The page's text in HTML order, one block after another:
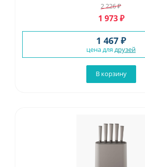
2 226₽
1 973₽
1 467 ₽
цена для друзей
В корзину